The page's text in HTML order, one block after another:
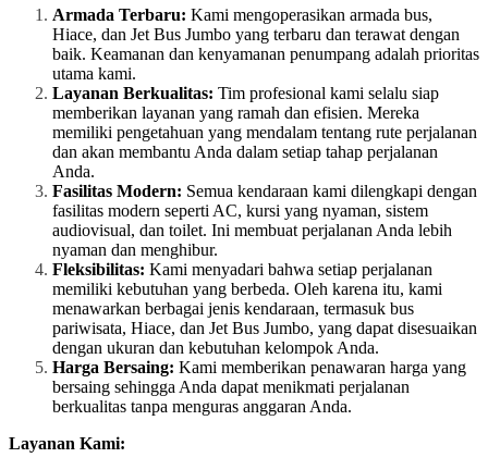
Armada Terbaru: Kami mengoperasikan armada bus,
Hiace, dan Jet Bus Jumbo yang terbaru dan terawat dengan
baik. Keamanan dan kenyamanan penumpang adalah prioritas
utama kami.
Layanan Berkualitas: Tim profesional kami selalu siap
memberikan layanan yang ramah dan efisien. Mereka
memiliki pengetahuan yang mendalam tentang rute perjalanan
dan akan membantu Anda dalam setiap tahap perjalanan
Anda.
Fasilitas Modern: Semua kendaraan kami dilengkapi dengan
fasilitas modern seperti AC, kursi yang nyaman, sistem
audiovisual, dan toilet. Ini membuat perjalanan Anda lebih
nyaman dan menghibur.
Fleksibilitas: Kami menyadari bahwa setiap perjalanan
memiliki kebutuhan yang berbeda. Oleh karena itu, kami
menawarkan berbagai jenis kendaraan, termasuk bus
pariwisata, Hiace, dan Jet Bus Jumbo, yang dapat disesuaikan
dengan ukuran dan kebutuhan kelompok Anda.
Harga Bersaing: Kami memberikan penawaran harga yang
bersaing sehingga Anda dapat menikmati perjalanan
berkualitas tanpa menguras anggaran Anda.
Layanan Kami: